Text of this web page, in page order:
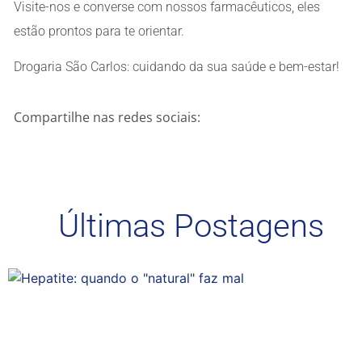
Visite-nos e converse com nossos farmacêuticos, eles
estão prontos para te orientar.
Drogaria São Carlos: cuidando da sua saúde e bem-estar!
Compartilhe nas redes sociais:
Últimas Postagens